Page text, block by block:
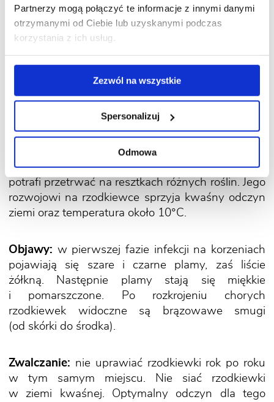
Partnerzy mogą połączyć te informacje z innymi danymi
otrzymanymi od Ciebie lub uzyskanymi podczas
korzystania z ich usług.
Zezwól na wszystkie
Spersonalizuj
Odmowa
Przeczytaj także:
6. Rizoktonioza rzodkiewki
Źródłem zakażenia jest grzyb, który w glebie
potrafi przetrwać na resztkach różnych roślin. Jego
rozwojowi na rzodkiewce sprzyja kwaśny odczyn
ziemi oraz temperatura około 10°C.
Objawy: w pierwszej fazie infekcji na korzeniach
pojawiają się szare i czarne plamy, zaś liście
żółkną. Następnie plamy stają się miękkie
i pomarszczone. Po rozkrojeniu chorych
rzodkiewek widoczne są brązowawe smugi
(od skórki do środka).
Zwalczanie: nie uprawiać rzodkiewki rok po roku
w tym samym miejscu. Nie siać rzodkiewki
w ziemi kwaśnej. Optymalny odczyn dla tego